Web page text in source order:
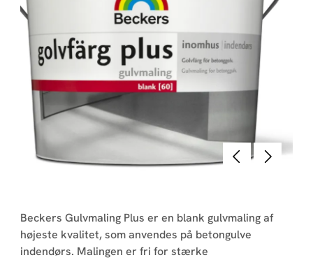
ForrigeNæste
Beckers Gulvmaling Plus er en blank gulvmaling af
højeste kvalitet, som anvendes på betongulve
indendørs. Malingen er fri for stærke